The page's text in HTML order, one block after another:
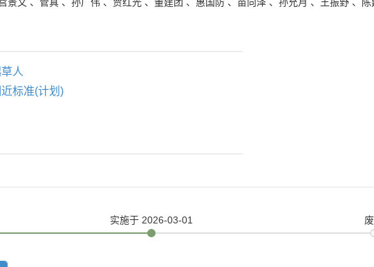
人
标准(计划)
实施于 2026-03-01